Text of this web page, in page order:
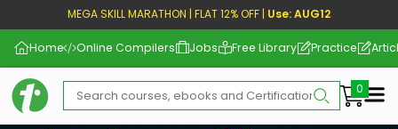
MEGA SKILL MARATHON | FLAT 12% OFF | Use: AUG12
Home Online Compilers Jobs Free Library Practice